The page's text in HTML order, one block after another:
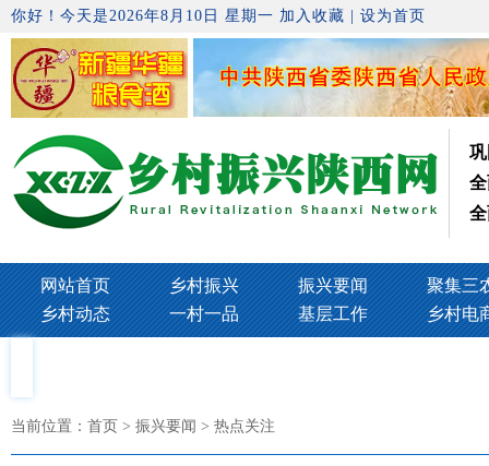
你好！今天是2026年8月10日 星期一 加入收藏 设为首页
网站首页 乡村振兴 振兴要闻
聚集三
乡村动态
一村一品 基层工作 乡村电
当前位置： 首页> 振兴要闻 > 热点关注